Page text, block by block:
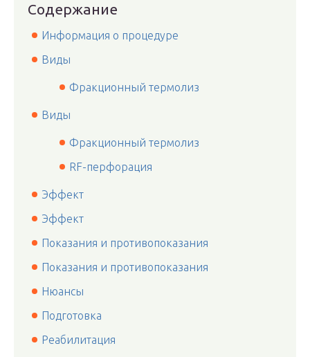
Содержание
Информация о процедуре
Виды
Фракционный термолиз
Виды
Фракционный термолиз
RF-перфорация
Эффект
Эффект
Показания и противопоказания
Показания и противопоказания
Нюансы
Подготовка
Реабилитация